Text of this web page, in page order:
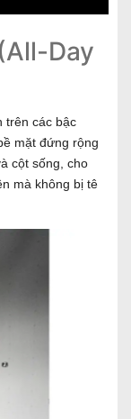
Day
trên các bậc
mặt đứng rộng
cột sống, cho
mà không bị tê